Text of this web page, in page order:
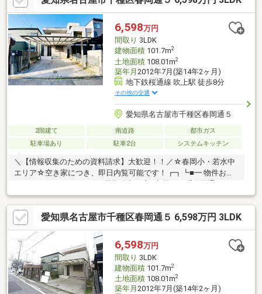
チン、トイレ２ヶ所、浴室１坪以上、２階建、南面バルコニー、
フローリング張替、温水洗浄便座、浴室に窓、ＴＶモニタ付イン
ターホン、都市近郊、前面棟無、全居室フローリング、全居室６
畳以上、都市ガス、平坦地、食器洗乾燥機
6,598万円
間取り 3LDK
建物面積101.7m2
土地面積108.01m2
築年月 2012年7月(築14年2ヶ月)
地下鉄桜通線 吹上駅 徒歩8分
その他の交通
愛知県名古屋市千種区春岡通５
2階建て 南道路
都市ガス
駐車場あり
駐車2台 システムキッチン
＼【情報収集のための資料請求】大歓迎！！／☆春岡小・若水中
エリア☆空き家につき、即日内覧可能です！┏┓┗■━ 物件おす
で徒歩2分―――【2026年1月リフォーム施工】【新設】納戸、
CL、2階トイレカウンター設置、2階洗面室とトイレ間仕切り照明
器具、カーテンレール【交換】トイレ2か所、キッチン、インター
ホン、給湯器、洗濯パンユニットバス、スイッチコンセント【共
通】フローリング上張、クロス張替、建具交換、換気扇カバー交
換、クリーニング
愛知県名古屋市千種区春岡通５ 6,598万円 3LDK
6,598万円
間取り 3LDK
建物面積101.7m2
土地面積108.01m2
築年月 2012年7月(築14年2ヶ月)